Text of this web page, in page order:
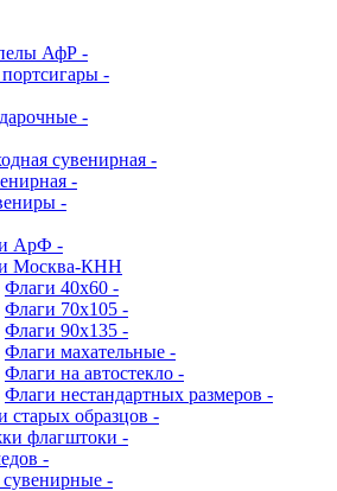
АфР -
-
-
сувенирная -
-
-
АрФ -
Москва-КНН
Флаги 40х60 -
Флаги 70х105 -
Флаги 90х135 -
Флаги махательные -
Флаги на автостекло -
Флаги нестандартных размеров -
старых образцов -
флагштоки -
-
-